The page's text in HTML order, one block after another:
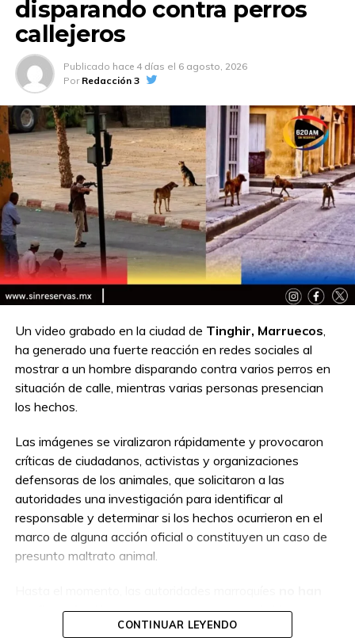
disparando contra perros
callejeros
Publicado hace 4 días el 6 agosto, 2026
Por Redacción 3
Un video grabado en la ciudad de Tinghir, Marruecos,
ha generado una fuerte reacción en redes sociales al
mostrar a un hombre disparando contra varios perros en
situación de calle, mientras varias personas presencian
los hechos.
Las imágenes se viralizaron rápidamente y provocaron
críticas de ciudadanos, activistas y organizaciones
defensoras de los animales, que solicitaron a las
autoridades una investigación para identificar al
responsable y determinar si los hechos ocurrieron en el
marco de alguna acción oficial o constituyen un caso de
presunto maltrato animal.
confirmadosi la persona que aparece en el video
actuaba como parte de un operativo autorizado o por
CONTINUAR LEYENDO